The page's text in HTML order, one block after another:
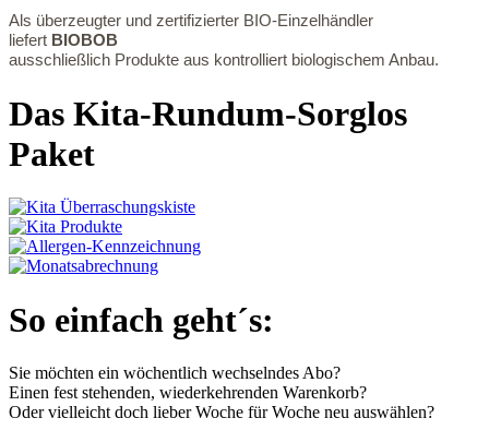
Als überzeugter und zertifizierter BIO-Einzelhändler
liefert BIOBOB
ausschließlich Produkte aus kontrolliert biologischem Anbau.
Das Kita-Rundum-Sorglos
Paket
So einfach geht´s:
Sie möchten ein wöchentlich wechselndes Abo?
Einen fest stehenden, wiederkehrenden Warenkorb?
Oder vielleicht doch lieber Woche für Woche neu auswählen?